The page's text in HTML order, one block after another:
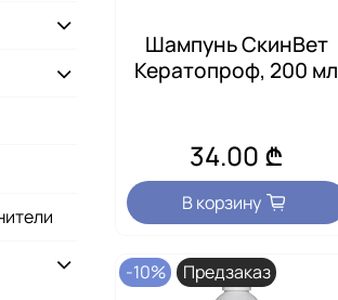
Шампунь СкинВет
Кератопроф, 200 мл
34.00 ₾
В корзину
-10% Предзаказ